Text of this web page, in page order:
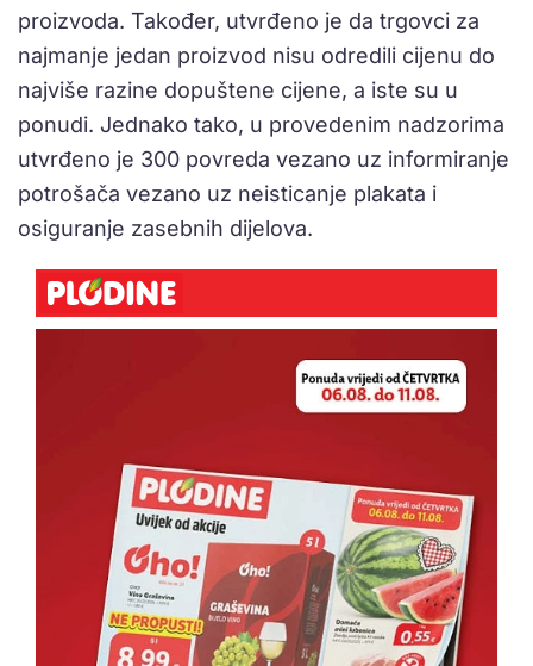
proizvoda. Također, utvrđeno je da trgovci za
najmanje jedan proizvod nisu odredili cijenu do
najviše razine dopuštene cijene, a iste su u
ponudi. Jednako tako, u provedenim nadzorima
utvrđeno je 300 povreda vezano uz informiranje
potrošača vezano uz neisticanje plakata i
osiguranje zasebnih dijelova.